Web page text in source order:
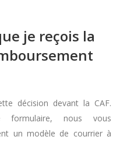
je reçois la
décision devant la CAF.
formulaire, nous vous
un modèle de courrier à